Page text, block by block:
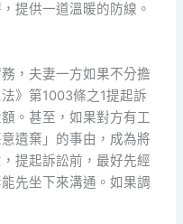
提供一道溫暖的防線。
，夫妻一方如果不分擔
》第1003條之1提起訴
。甚至，如果對方有工
遺棄」的事由，成為將
提起訴訟前，最好先經
先坐下來溝通。如果調